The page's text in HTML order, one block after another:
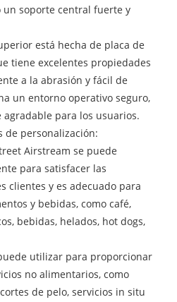
un soporte central fuerte y
está hecha de placa de
tiene excelentes propiedades
a la abrasión y fácil de
un entorno operativo seguro,
para los usuarios.
de personalización:
Airstream se puede
para satisfacer las
clientes y es adecuado para
y bebidas, como café,
bebidas, helados, hot dogs,
utilizar para proporcionar
no alimentarios, como
de pelo, servicios in situ